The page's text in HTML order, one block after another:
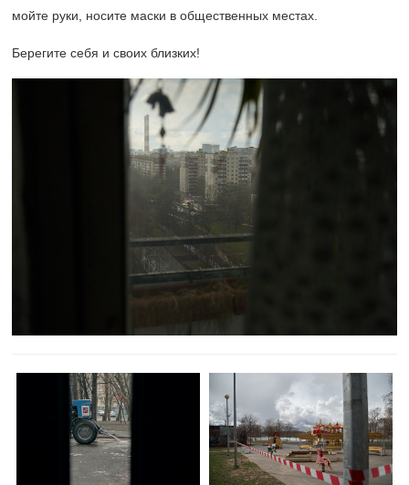
мойте руки, носите маски в общественных местах.
Берегите себя и своих близких!